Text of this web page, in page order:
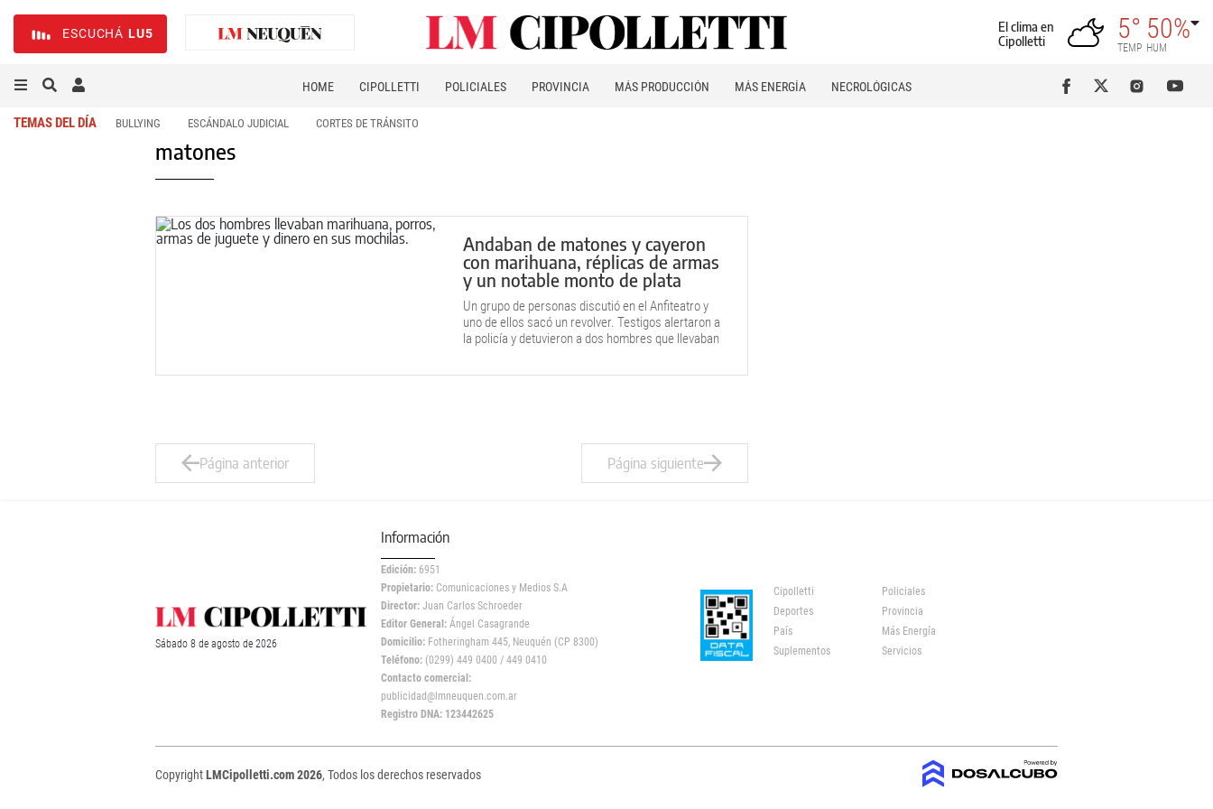
ESCUCHÁ LU5
El clima en
Cipolletti
5°
TEMP
50%
HUM
HOME CIPOLLETTI POLICIALES PROVINCIA MÁS PRODUCCIÓN MÁS ENERGÍA NECROLÓGICAS
TEMAS DEL DÍA BULLYING ESCÁNDALO JUDICIAL CORTES DE TRÁNSITO
matones
Andaban de matones y cayeron
con marihuana, réplicas de armas
y un notable monto de plata
Un grupo de personas discutió en el Anfiteatro y
uno de ellos sacó un revolver. Testigos alertaron a
la policía y detuvieron a dos hombres que llevaban
Página anterior Página siguiente
Sábado 8 de agosto de 2026
Información
Edición: 6951
Propietario: Comunicaciones y Medios S.A
Director: Juan Carlos Schroeder
Editor General: Ángel Casagrande
Domicilio: Fotheringham 445, Neuquén (CP 8300)
Teléfono: (0299) 449 0400 / 449 0410
Contacto comercial:
publicidad@lmneuquen.com.ar
Registro DNA: 123442625
Cipolletti
Policiales
Deportes
Provincia
País
Más Energía
Suplementos
Servicios
CopyrightLMCipolletti.com 2026, Todos los derechos reservados